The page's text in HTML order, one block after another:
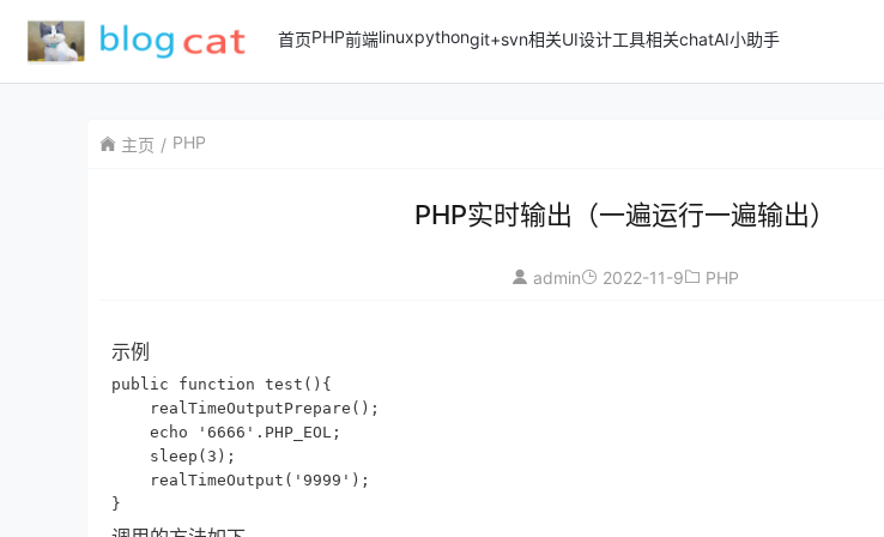
首页PHP前端linuxpythongit+svn相关UI设计工具相关chatAI小助手
主页 PHP
PHP实时输出（一遍运行一遍输出）
admin 2022-11-9 PHP
示例
public function test(){
    realTimeOutputPrepare();
    echo '6666'.PHP_EOL;
    sleep(3);
    realTimeOutput('9999');
}